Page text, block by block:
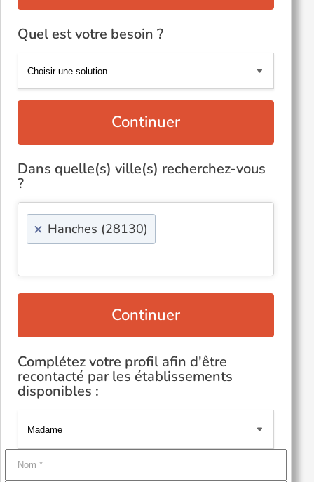
Quel est votre besoin ?
Continuer
Dans quelle(s) ville(s) recherchez-vous
?
× Hanches (28130)
Continuer
Complétez votre profil afin d'être
recontacté par les établissements
disponibles :